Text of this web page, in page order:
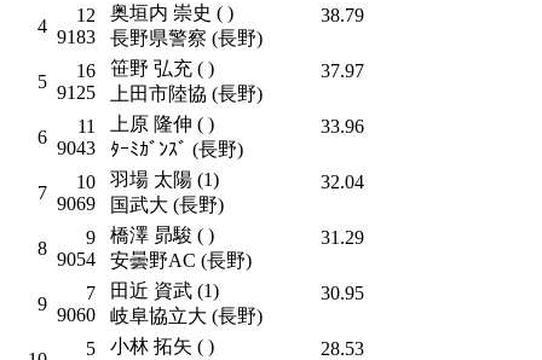
4
12
9183
奥垣内 崇史 ( )
長野県警察 (長野)
38.79
5
16
9125
笹野 弘充 ( )
上田市陸協 (長野)
37.97
6
11
9043
上原 隆伸 ( )
ﾀｰﾐｶﾞﾝｽﾞ (長野)
33.96
7
10
9069
羽場 太陽 (1)
国武大 (長野)
32.04
8
9
9054
橋澤 昴駿 ( )
安曇野AC (長野)
31.29
9
7
9060
田近 資武 (1)
岐阜協立大 (長野)
30.95
5
小林 拓矢 ( ) 28.53